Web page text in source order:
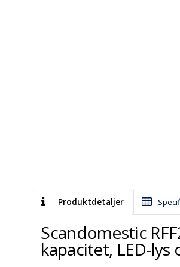
Produktdetaljer
Scandomestic
kapacitet, LED-